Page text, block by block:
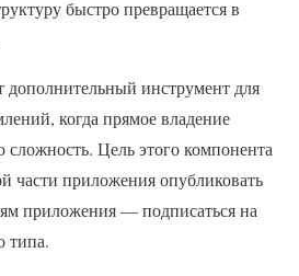
быстро превращается в
дополнительный инструмент для
когда прямое владение
Цель этого компонента
части приложения опубликовать
приложения — подписаться на
типа.